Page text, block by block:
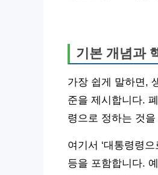
기본 개념과
가장 쉽게 말하면,
준을 제시합니다.
령으로 정하는 것
여기서 ‘대통령령
등을 포함합니다.